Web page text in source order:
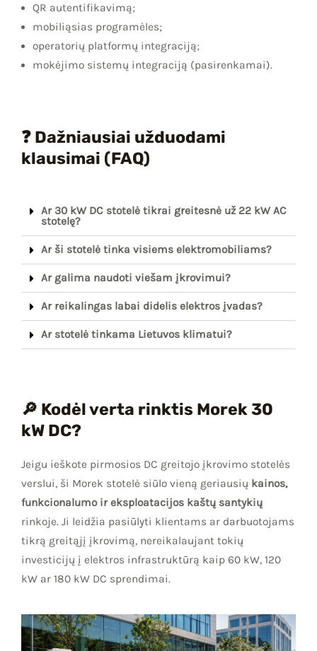
QR autentifikavimą;
mobiliąsias programėles;
operatorių platformų integraciją;
mokėjimo sistemų integraciją (pasirenkamai).
❓ Dažniausiai užduodami
klausimai (FAQ)
Ar 30 kW DC stotelė tikrai greitesnė už 22 kW AC
stotelę?
Ar ši stotelė tinka visiems elektromobiliams?
Ar galima naudoti viešam įkrovimui?
Ar reikalingas labai didelis elektros įvadas?
Ar stotelė tinkama Lietuvos klimatui?
🔎 Kodėl verta rinktis Morek 30
kW DC?
Jeigu ieškote pirmosios DC greitojo įkrovimo stotelės
verslui, ši Morek stotelė siūlo vieną geriausių kainos,
funkcionalumo ir eksploatacijos kaštų santykių
rinkoje. Ji leidžia pasiūlyti klientams ar darbuotojams
tikrą greitąjį įkrovimą, nereikalaujant tokių
investicijų į elektros infrastruktūrą kaip 60 kW, 120
kW ar 180 kW DC sprendimai.